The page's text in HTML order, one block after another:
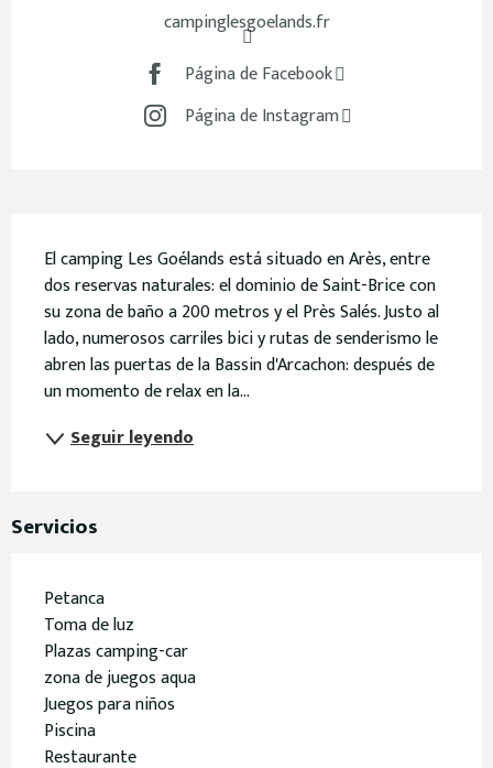
campinglesgoelands.fr
Página de Facebook
Página de Instagram
El camping Les Goélands está situado en Arès, entre
dos reservas naturales: el dominio de Saint-Brice con
su zona de baño a 200 metros y el Près Salés. Justo al
lado, numerosos carriles bici y rutas de senderismo le
abren las puertas de la Bassin d'Arcachon: después de
un momento de relax en la...
Seguir leyendo
Servicios
Petanca
Toma de luz
Plazas camping-car
zona de juegos aqua
Juegos para niños
Piscina
Restaurante